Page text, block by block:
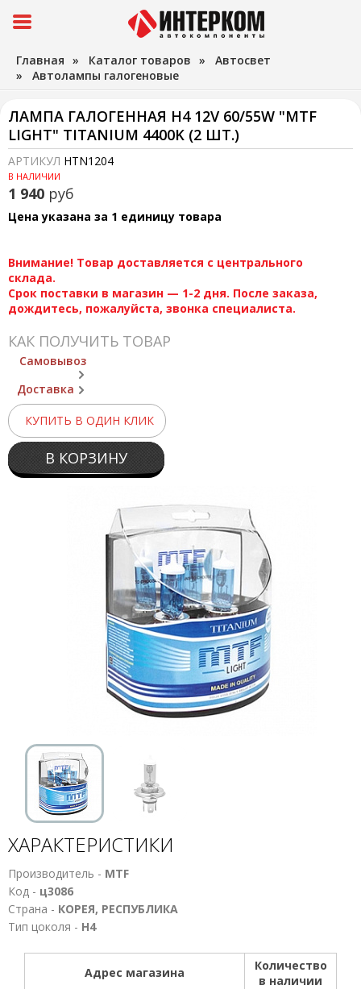
Главная » Каталог товаров » Автосвет
» Автолампы галогеновые
ЛАМПА ГАЛОГЕННАЯ H4 12V 60/55W "MTF
LIGHT" TITANIUM 4400K (2 ШТ.)
АРТИКУЛ HTN1204
В НАЛИЧИИ
1 940 руб
Цена указана за 1 единицу товара
Внимание! Товар доставляется с центрального
склада.
Срок поставки в магазин — 1-2 дня. После заказа,
дождитесь, пожалуйста, звонка специалиста.
КАК ПОЛУЧИТЬ ТОВАР
Самовывоз
Доставка
КУПИТЬ В ОДИН КЛИК
В КОРЗИНУ
ХАРАКТЕРИСТИКИ
Производитель - MTF
Код - ц3086
Страна - КОРЕЯ, РЕСПУБЛИКА
Тип цоколя - Н4
Адрес магазина
Количество
в наличии